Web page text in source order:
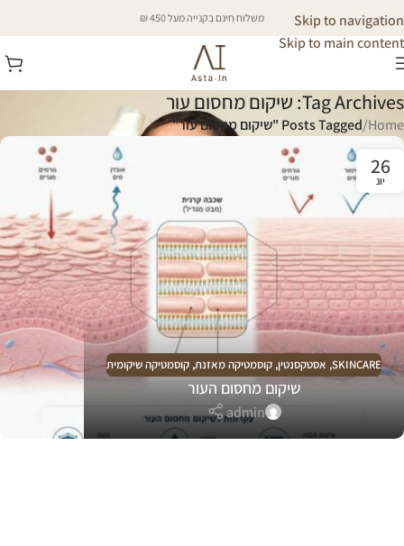
Skip to navigation
Skip to main content
משלוח חינם בקנייה מעל 450 ₪
Tag Archives: שיקום מחסום עור
Home
/Posts Tagged "שיקום מחסום עור"
26
יונ
SKINCARE
, אסטקסנטין, קוסמטיקה מאזנת, קוסמטיקה שיקומית
שיקום מחסום העור
admin